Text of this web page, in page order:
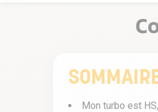
Mon turbo est